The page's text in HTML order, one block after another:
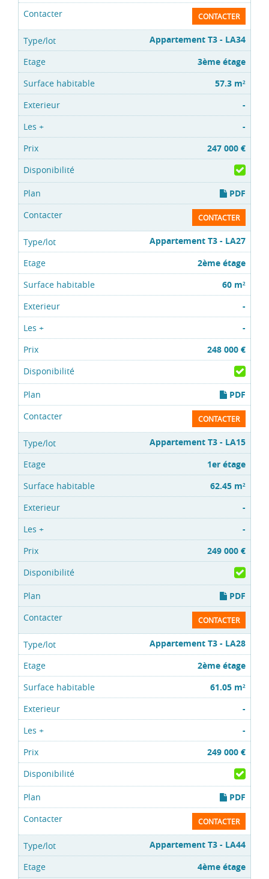
CONTACTER
Appartement T3 - LA34
3ème étage
57.3 m2
-
-
247 000 €
PDF
CONTACTER
Appartement T3 - LA27
2ème étage
60 m2
-
-
248 000 €
PDF
CONTACTER
Appartement T3 - LA15
1er étage
62.45 m2
-
-
249 000 €
PDF
CONTACTER
Appartement T3 - LA28
2ème étage
61.05 m2
-
-
249 000 €
PDF
CONTACTER
Appartement T3 - LA44
4ème étage